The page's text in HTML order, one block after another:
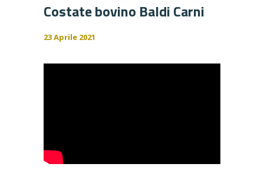
Costate bovino Baldi Carni
23 Aprile 2021